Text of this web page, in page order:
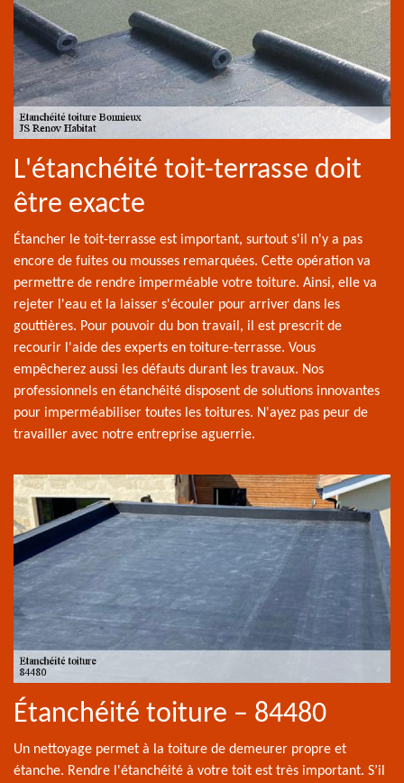
L'étanchéité toit-terrasse doit
être exacte
Étancher le toit-terrasse est important, surtout s'il n'y a pas
encore de fuites ou mousses remarquées. Cette opération va
permettre de rendre imperméable votre toiture. Ainsi, elle va
rejeter l'eau et la laisser s'écouler pour arriver dans les
gouttières. Pour pouvoir du bon travail, il est prescrit de
recourir l'aide des experts en toiture-terrasse. Vous
empêcherez aussi les défauts durant les travaux. Nos
professionnels en étanchéité disposent de solutions innovantes
pour imperméabiliser toutes les toitures. N'ayez pas peur de
travailler avec notre entreprise aguerrie.
Étanchéité toiture – 84480
Un nettoyage permet à la toiture de demeurer propre et
étanche. Rendre l'étanchéité à votre toit est très important. S’il